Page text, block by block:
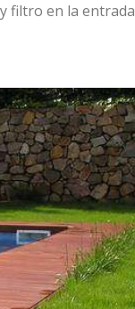
filtro en la entrada